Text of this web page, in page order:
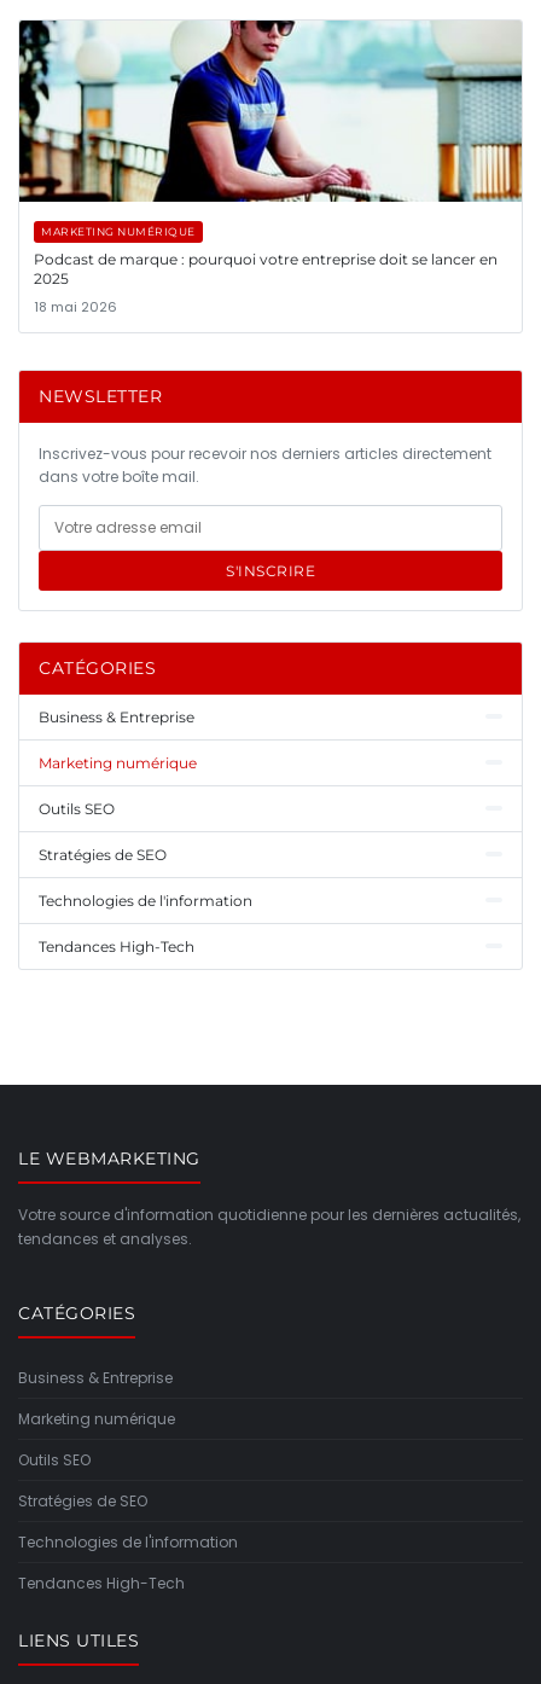
MARKETING NUMÉRIQUE
Podcast de marque : pourquoi votre entreprise doit se lancer en
2025
18 mai 2026
NEWSLETTER
Inscrivez-vous pour recevoir nos derniers articles directement
dans votre boîte mail.
S'INSCRIRE
CATÉGORIES
Business & Entreprise
Marketing numérique
Outils SEO
Stratégies de SEO
Technologies de l'information
Tendances High-Tech
LE WEBMARKETING
Votre source d'information quotidienne pour les dernières actualités,
tendances et analyses.
CATÉGORIES
Business & Entreprise
Marketing numérique
Outils SEO
Stratégies de SEO
Technologies de l'information
Tendances High-Tech
LIENS UTILES